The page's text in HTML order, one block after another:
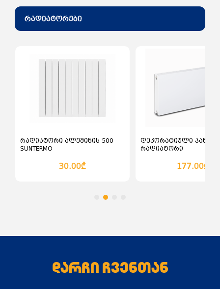
რადიატორები
რადიატორი ალუმინის 500
SUNTERMO
30.00₾
დეკორატიული
რადიატორი
177.00₾
დარჩი ჩვენთან